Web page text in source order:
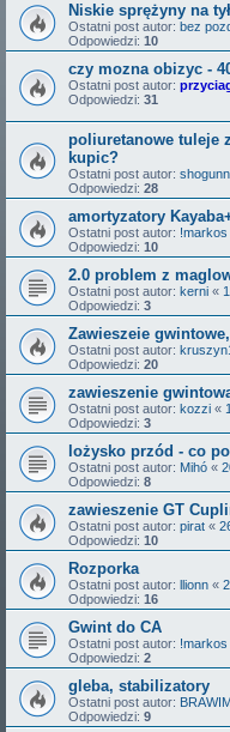
Niskie sprężyny na
Ostatni post autor: bez
Odpowiedzi: 10
czy mozna obizyc -
Ostatni post autor:
Odpowiedzi: 31
poliuretanowe tuleje
kupic?
Ostatni post autor:
Odpowiedzi: 28
amortyzatory
Ostatni post autor: !markos
Odpowiedzi: 10
2.0 problem z
Ostatni post autor: kerni «
Odpowiedzi: 3
Zawieszeie
Ostatni post autor:
Odpowiedzi: 20
zawieszenie
Ostatni post autor: kozzi «
Odpowiedzi: 3
lożysko przód - co
Ostatni post autor: Mihó «
Odpowiedzi: 8
zawieszenie GT
Ostatni post autor: pirat «
Odpowiedzi: 10
Rozporka
Ostatni post autor: llionn «
Odpowiedzi: 16
Gwint do CA
Ostatni post autor: !markos
Odpowiedzi: 2
gleba, stabilizatory
Ostatni post autor:
Odpowiedzi: 9